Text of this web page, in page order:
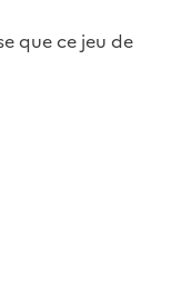
quece jeu de